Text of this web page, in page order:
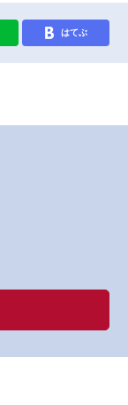
はてぶ